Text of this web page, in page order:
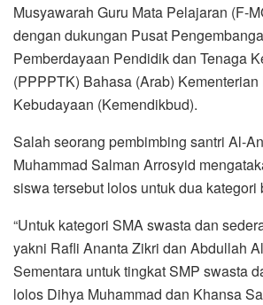
Musyawarah Guru Mata Pelajaran (F-
dengan dukungan Pusat
Pemberdayaan Pendidik dan Tenaga
(PPPPTK) Bahasa (Arab)
Kebudayaan (Kemendikbud).
Salah seorang pembimbing santri Al-
Muhammad Salman Arrosyid
siswa tersebut lolos untuk dua kategori
“Untuk kategori SMA swasta dan
yakni Rafli Ananta Zikri dan Abdullah
Sementara untuk tingkat SMP swasta
lolos Dihya Muhammad dan Khansa